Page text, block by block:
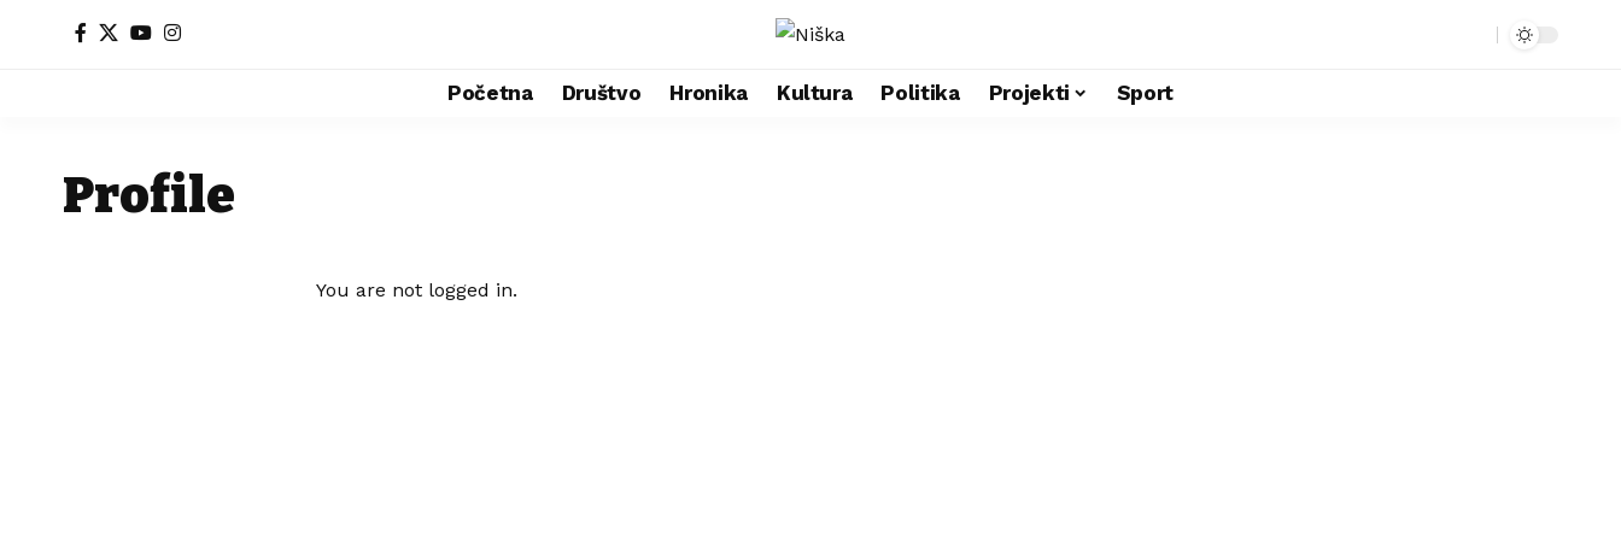
Početna Društvo Hronika Kultura Politika Projekti Sport
Profile
You are not logged in.